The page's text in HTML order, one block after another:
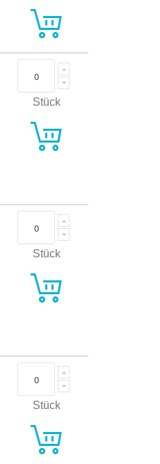
Stück
Stück
Stück